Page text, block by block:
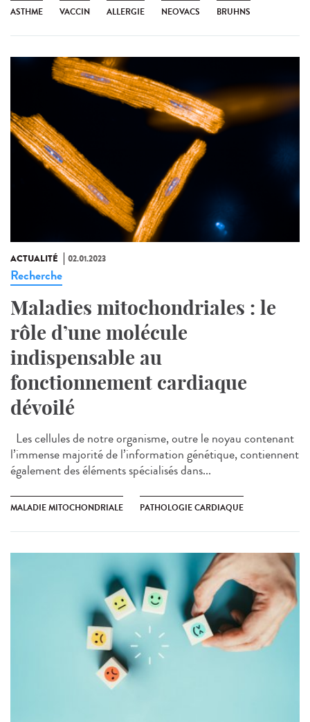
ASTHME VACCIN ALLERGIE NEOVACS BRUHNS
ACTUALITÉ 02.01.2023
Recherche
Maladies mitochondriales : le
rôle d’une molécule
indispensable au
fonctionnement cardiaque
dévoilé
Les cellules de notre organisme, outre le noyau contenant
l’immense majorité de l’information génétique, contiennent
également des éléments spécialisés dans...
MALADIE MITOCHONDRIALE PATHOLOGIE CARDIAQUE